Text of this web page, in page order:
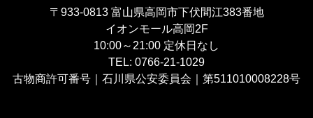
〒933-0813 富山県高岡市下伏間江383番地
イオンモール高岡2F
10:00～21:00 定休日なし
TEL: 0766-21-1029
古物商許可番号｜石川県公安委員会｜第511010008228号